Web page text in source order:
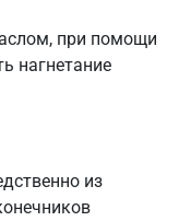
при помощи
нагнетание
из